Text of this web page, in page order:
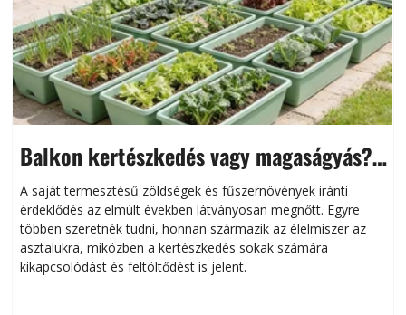
Balkon kertészkedés vagy magaságyás?
Helytakarékos kertészkedés
A saját termesztésű zöldségek és fűszernövények iránti
érdeklődés az elmúlt években látványosan megnőtt. Egyre
többen szeretnék tudni, honnan származik az élelmiszer az
asztalukra, miközben a kertészkedés sokak számára
kikapcsolódást és feltöltődést is jelent.